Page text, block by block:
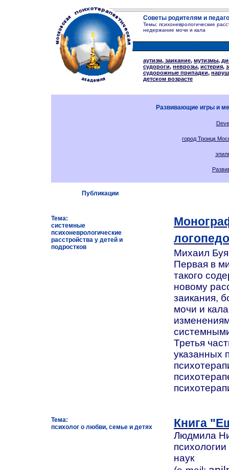
Советы родителям и
Темы: психоневрологические
недержание мочи и кала
аутизм заикание мутизмы
аутизм, заикание, мутизмы,
судороги, неврозы, истерия,
судорожные припадки,
детском возрасте
Развивающие игры и
город Троицк
Публикации
Тема:
системные
психоневрологические
расстройства у детей и
подростков
Михаил
Первая в
такого
новому
заикания,
мочи и
Третья
указанных
Тема:
психолог о любви, семье и детях
Книга
Людмила
наук